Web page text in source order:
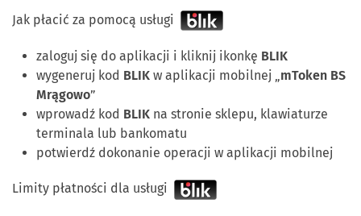
Jak płacić za pomocą usługi
zaloguj się do aplikacji i kliknij ikonkę BLIK
wygeneruj kod BLIK w aplikacji mobilnej „mToken BS
Mrągowo”
wprowadź kod BLIK na stronie sklepu, klawiaturze
terminala lub bankomatu
potwierdź dokonanie operacji w aplikacji mobilnej
Limity płatności dla usługi